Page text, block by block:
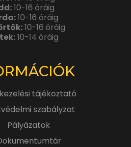
10-16 óráig
10-16 óráig
10-16 óráig
10-14 óráig
tájékoztató
szabályzat
Pályázatok